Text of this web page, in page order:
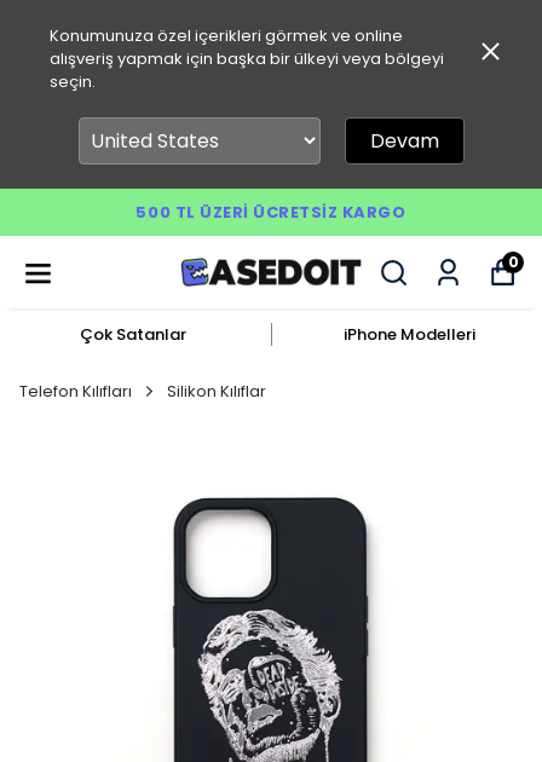
Konumunuza özel içerikleri görmek ve online
alışveriş yapmak için başka bir ülkeyi veya bölgeyi
seçin.
Devam
500 TL ÜZERI ÜCRETSIZ KARGO
0
Çok Satanlar iPhone Modelleri
Telefon Kılıfları Silikon Kılıflar